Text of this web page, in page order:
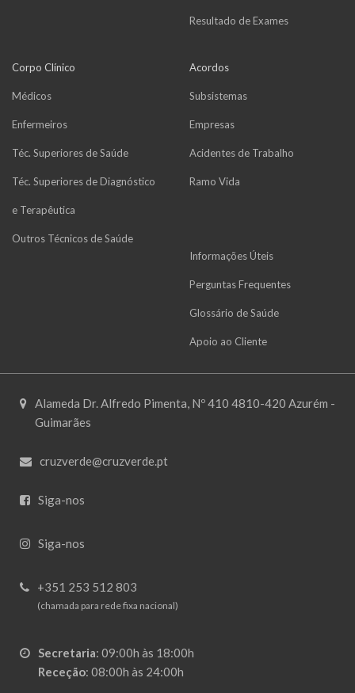
Resultado de Exames
Corpo Clínico
Médicos
Enfermeiros
Téc. Superiores de Saúde
Téc. Superiores de Diagnóstico
e Terapêutica
Outros Técnicos de Saúde
Acordos
Subsistemas
Empresas
Acidentes de Trabalho
Ramo Vida
Informações Úteis
Perguntas Frequentes
Glossário de Saúde
Apoio ao Cliente
Alameda Dr. Alfredo Pimenta, Nº 410 4810-420 Azurém -
Guimarães
cruzverde@cruzverde.pt
Siga-nos
Siga-nos
+351 253 512 803
(chamada para rede fixa nacional)
Secretaria: 09:00h às 18:00h
Receção: 08:00h às 24:00h